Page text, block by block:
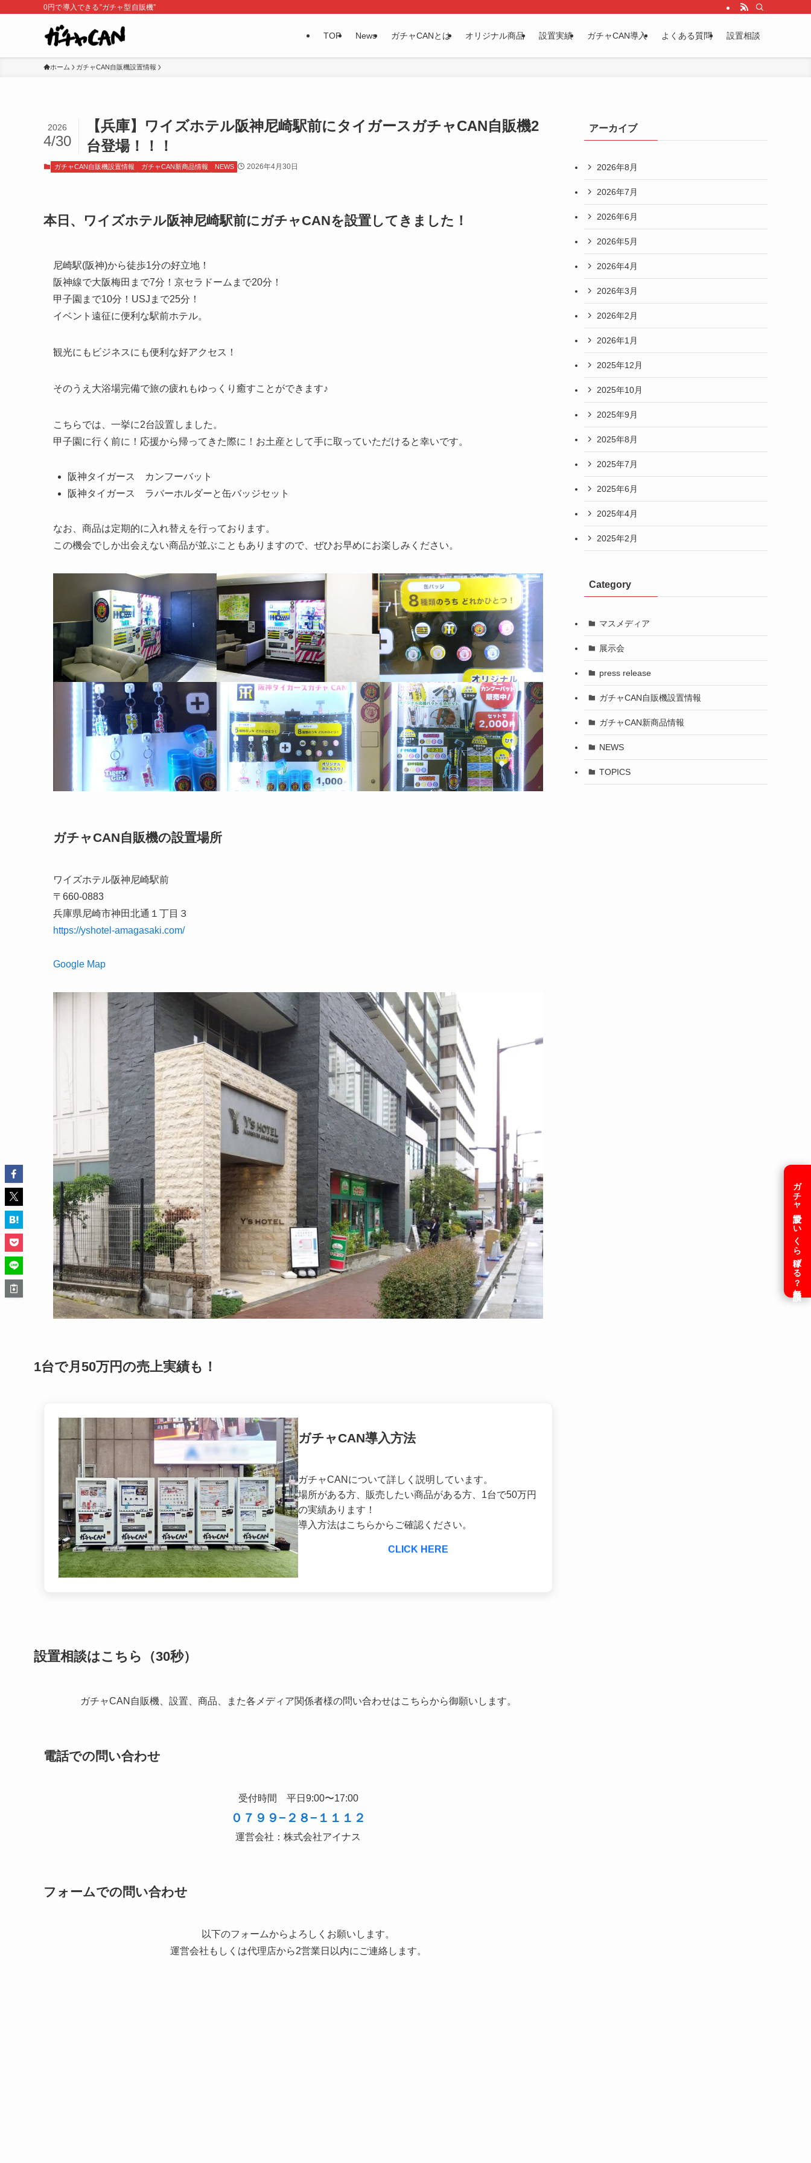
0円で導入できる”ガチャ型自販機”
TOP News ガチャCANとは オリジナル商品 設置実績 ガチャCAN導入 よくある質問 設置相談
ホーム ガチャCAN自販機設置情報
【兵庫】ワイズホテル阪神尼崎駅前にタイガースガチャCAN自販機2
台登場！！！
2026
4/30
ガチャCAN自販機設置情報 ガチャCAN新商品情報 NEWS 2026年4月30日
本日、ワイズホテル阪神尼崎駅前にガチャCANを設置してきました！
尼崎駅(阪神)から徒歩1分の好立地！
阪神線で大阪梅田まで7分！京セラドームまで20分！
甲子園まで10分！USJまで25分！
イベント遠征に便利な駅前ホテル。
観光にもビジネスにも便利な好アクセス！
そのうえ大浴場完備で旅の疲れもゆっくり癒すことができます♪
こちらでは、一挙に2台設置しました。
甲子園に行く前に！応援から帰ってきた際に！お土産として手に取っていただけると幸いです。
阪神タイガース カンフーバット
阪神タイガース ラバーホルダーと缶バッジセット
なお、商品は定期的に入れ替えを行っております。
この機会でしか出会えない商品が並ぶこともありますので、ぜひお早めにお楽しみください。
ガチャCAN自販機の設置場所
ワイズホテル阪神尼崎駅前
〒660-0883
兵庫県尼崎市神田北通１丁目３
https://yshotel-amagasaki.com/
Google Map
1台で月50万円の売上実績も！
ガチャCAN導入方法
ガチャCANについて詳しく説明しています。
場所がある方、販売したい商品がある方、1台で50万円
の実績あります！
導入方法はこちらからご確認ください。
CLICK HERE
設置相談はこちら（30秒）
ガチャCAN自販機、設置、商品、また各メディア関係者様の問い合わせはこちらから御願いします。
電話での問い合わせ
受付時間 平日9:00〜17:00
０７９９−２８−１１１２
運営会社：株式会社アイナス
フォームでの問い合わせ
以下のフォームからよろしくお願いします。
運営会社もしくは代理店から2営業日以内にご連絡します。
アーカイブ
2026年8月
2026年7月
2026年6月
2026年5月
2026年4月
2026年3月
2026年2月
2026年1月
2025年12月
2025年10月
2025年9月
2025年8月
2025年7月
2025年6月
2025年4月
2025年2月
Category
マスメディア
展示会
press release
ガチャCAN自販機設置情報
ガチャCAN新商品情報
NEWS
TOPICS
ガチャ設置でいくら稼げる？無料相談